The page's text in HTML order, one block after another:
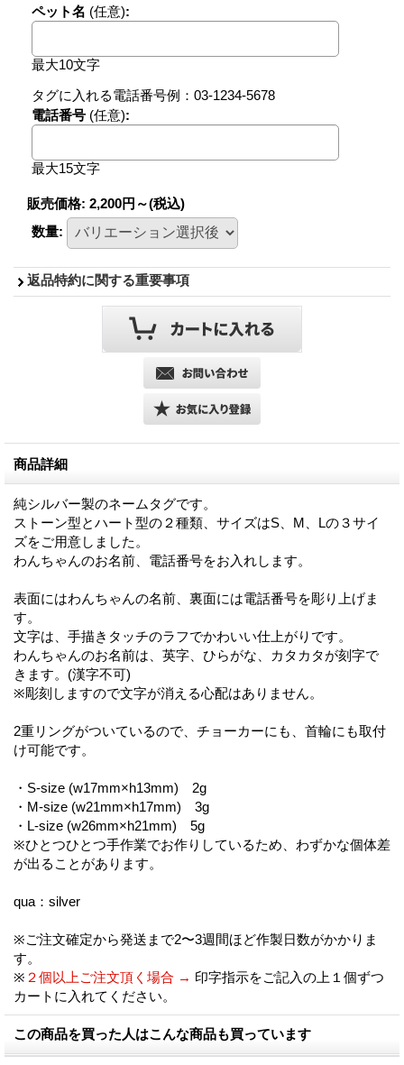
ペット名 (任意):
最大10文字
タグに入れる電話番号例：03-1234-5678
電話番号 (任意):
最大15文字
販売価格: 2,200円～(税込)
数量:
返品特約に関する重要事項
商品詳細
純シルバー製のネームタグです。
ストーン型とハート型の２種類、サイズはS、M、Lの３サイ
ズをご用意しました。
わんちゃんのお名前、電話番号をお入れします。
表面にはわんちゃんの名前、裏面には電話番号を彫り上げま
す。
文字は、手描きタッチのラフでかわいい仕上がりです。
わんちゃんのお名前は、英字、ひらがな、カタカタが刻字で
きます。(漢字不可)
※彫刻しますので文字が消える心配はありません。
2重リングがついているので、チョーカーにも、首輪にも取付
け可能です。
・S-size (w17mm×h13mm) 2g
・M-size (w21mm×h17mm) 3g
・L-size (w26mm×h21mm) 5g
※ひとつひとつ手作業でお作りしているため、わずかな個体差
が出ることがあります。
qua：silver
※ご注文確定から発送まで2〜3週間ほど作製日数がかかりま
す。
※ ２個以上ご注文頂く場合 → 印字指示をご記入の上１個ずつ
カートに入れてください。
この商品を買った人はこんな商品も買っています